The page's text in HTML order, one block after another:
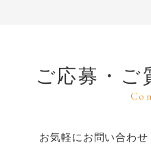
ご応募・ご
お気軽にお問い合わせ